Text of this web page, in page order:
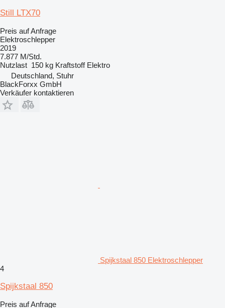
Still LTX70
Preis auf Anfrage
Elektroschlepper
2019
7.877 M/Std.
Nutzlast 150 kg Kraftstoff Elektro
Deutschland, Stuhr
BlackForxx GmbH
Verkäufer kontaktieren
Spijkstaal 850 Elektroschlepper
4
Spijkstaal 850
Preis auf Anfrage